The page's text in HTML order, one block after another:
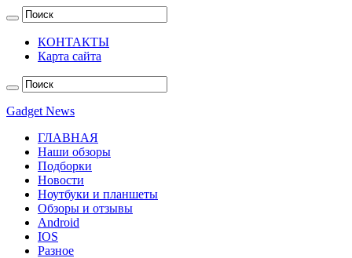
КОНТАКТЫ
Карта сайта
Gadget News
ГЛАВНАЯ
Наши обзоры
Подборки
Новости
Ноутбуки и планшеты
Обзоры и отзывы
Android
IOS
Разное